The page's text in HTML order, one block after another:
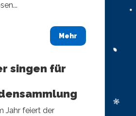
Mehr
singen für
Jahr feiert der